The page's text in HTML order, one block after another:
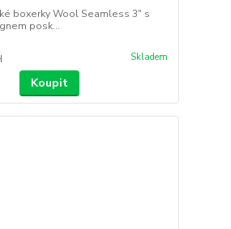
boxerky Wool Seamless 3" s
posk...
Skladem
Koupit